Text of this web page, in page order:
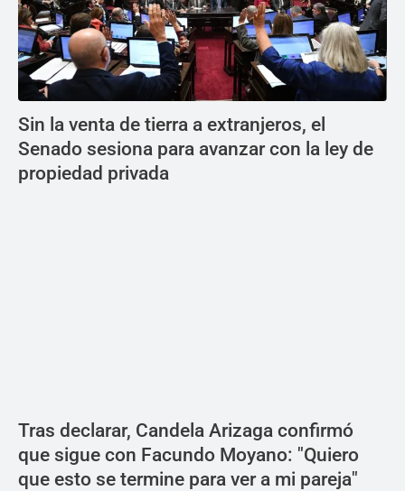
Sin la venta de tierra a extranjeros, el
Senado sesiona para avanzar con la ley de
propiedad privada
Tras declarar, Candela Arizaga confirmó
que sigue con Facundo Moyano: "Quiero
que esto se termine para ver a mi pareja"